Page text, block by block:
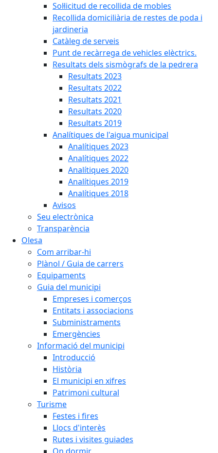
Sol·licitud de recollida de mobles
Recollida domiciliària de restes de poda i
jardineria
Catàleg de serveis
Punt de recàrrega de vehicles elèctrics.
Resultats dels sismògrafs de la pedrera
Resultats 2023
Resultats 2022
Resultats 2021
Resultats 2020
Resultats 2019
Analítiques de l'aigua municipal
Analítiques 2023
Analítiques 2022
Analítiques 2020
Analítiques 2019
Analítiques 2018
Avisos
Seu electrònica
Transparència
Olesa
Com arribar-hi
Plànol / Guia de carrers
Equipaments
Guia del municipi
Empreses i comerços
Entitats i associacions
Subministraments
Emergències
Informació del municipi
Introducció
Història
El municipi en xifres
Patrimoni cultural
Turisme
Festes i fires
Llocs d'interès
Rutes i visites guiades